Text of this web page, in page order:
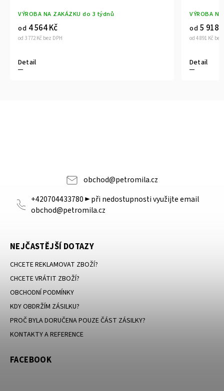
VÝROBA NA ZAKÁZKU do 3 týdnů
od 3 772 Kč bez DPH
od 4 564 Kč
Detail
VÝROBA
od 4 891 Kč
od 5 918
Detail
obchod@petromila.cz
+420704433780 ► při nedostupnosti využijte email
obchod@petromila.cz
NEJČASTĚJŠÍ DOTAZY
CHCETE REKLAMOVAT ZBOŽÍ?
CHCETE VRÁTIT ZBOŽÍ?
OBCHODNÍ PODMÍNKY
KDY OBDRŽÍM ZÁSILKU?
PROČ BYLA DORUČENA POUZE ČÁST ZÁSILKY?
KONTAKTY A REFERENCE
FACEBOOK